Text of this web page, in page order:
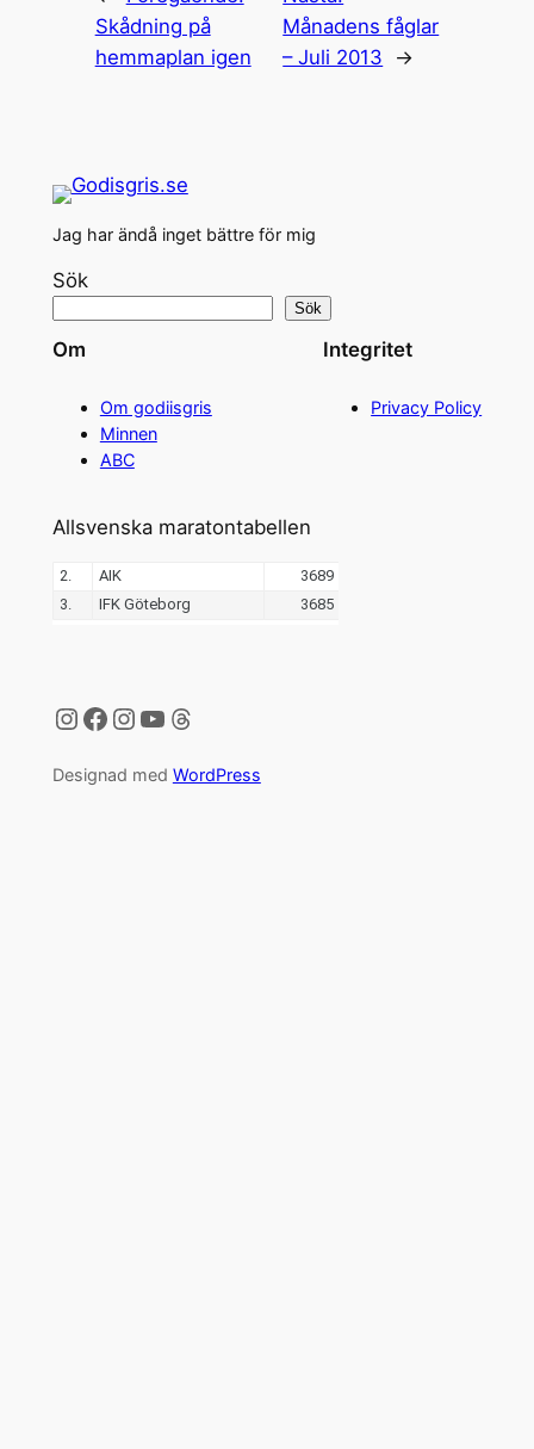
Skådning på
hemmaplan igen
Månadens fåglar
– Juli 2013
→
Jag har ändå inget bättre för mig
Sök
Sök
Om
Om godiisgris
Minnen
ABC
Integritet
Privacy Policy
Allsvenska maratontabellen
Instagram
Facebook
Instagram
YouTube
Threads
Designad med WordPress